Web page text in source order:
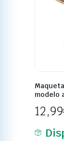
modelo
12,99